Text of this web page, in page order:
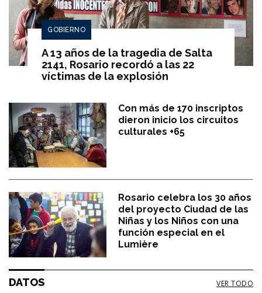
GOBIERNO
A 13 años de la tragedia de Salta
2141, Rosario recordó a las 22
víctimas de la explosión
Con más de 170 inscriptos
dieron inicio los circuitos
culturales +65
Rosario celebra los 30 años
del proyecto Ciudad de las
Niñas y los Niños con una
función especial en el
Lumière
DATOS VER TODO